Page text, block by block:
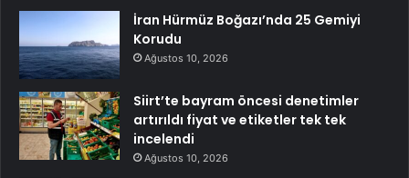
İran Hürmüz Boğazı’nda 25 Gemiyi
Korudu
Ağustos 10, 2026
Siirt’te bayram öncesi denetimler
artırıldı fiyat ve etiketler tek tek
incelendi
Ağustos 10, 2026